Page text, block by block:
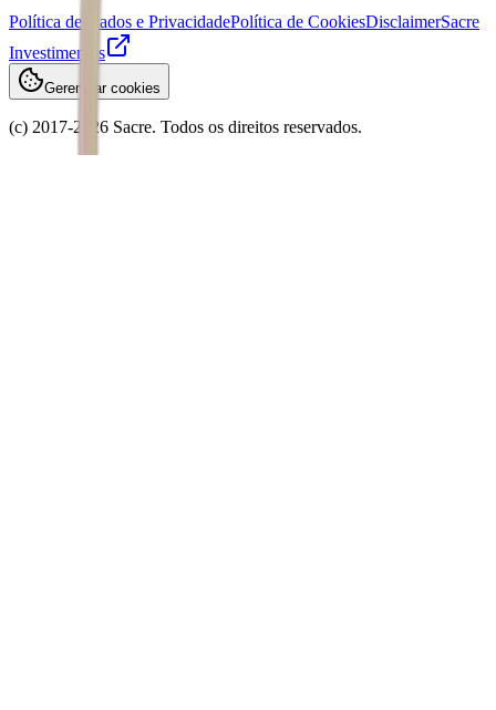
Política de Dados e PrivacidadePolítica de CookiesDisclaimerSacre
Investimentos
Gerenciar cookies
(c) 2017-2026 Sacre. Todos os direitos reservados.